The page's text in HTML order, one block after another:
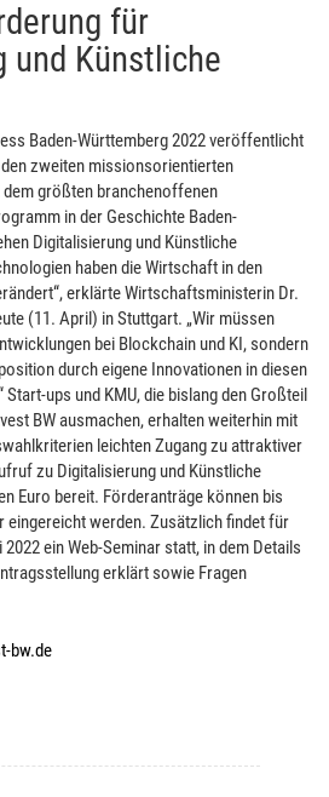
für
und Künstliche
Baden-Württemberg 2022 veröffentlicht
zweiten missionsorientierten
größten branchenoffenen
in der Geschichte Baden-
Digitalisierung und Künstliche
haben die Wirtschaft in den
erklärte Wirtschaftsministerin Dr.
(11. April) in Stuttgart. „Wir müssen
bei Blockchain und KI, sondern
durch eigene Innovationen in diesen
Start-ups und KMU, die bislang den Großteil
BW ausmachen, erhalten weiterhin mit
leichten Zugang zu attraktiver
zu Digitalisierung und Künstliche
Euro bereit. Förderanträge können bis
eingereicht werden. Zusätzlich findet für
ein Web-Seminar statt, in dem Details
erklärt sowie Fragen
bw.de